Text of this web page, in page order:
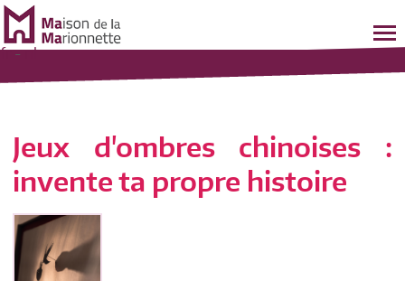
fr-nl
Jeux d'ombres chinoises :
invente ta propre histoire